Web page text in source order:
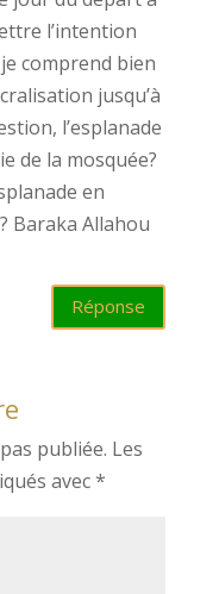
l’intention
comprend bien
jusqu’à
l’esplanade
de la mosquée?
en
Baraka Allahou
Réponse
publiée. Les
avec*